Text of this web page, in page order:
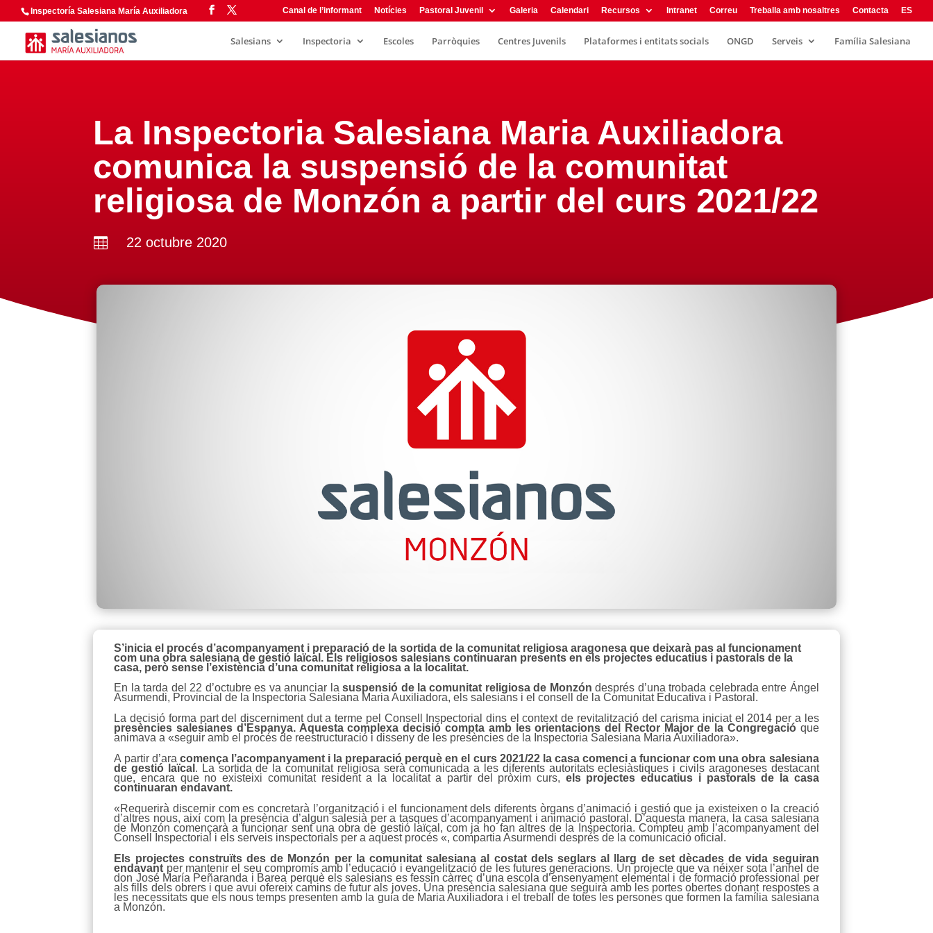
Inspectoría Salesiana María Auxiliadora Canal de l’informant Notícies Pastoral Juvenil Galeria Calendari Recursos Intranet Correu Treballa amb nosaltres Contacta ES
Salesians Inspectoria Escoles Parròquies Centres Juvenils Plataformes i entitats socials ONGD Serveis Família Salesiana
La Inspectoria Salesiana Maria Auxiliadora
comunica la suspensió de la comunitat
religiosa de Monzón a partir del curs 2021/22
 22 octubre 2020
S’inicia el procés d’acompanyament i preparació de la sortida de la comunitat religiosa aragonesa que deixarà pas al funcionament
com una obra salesiana de gestió laïcal. Els religiosos salesians continuaran presents en els projectes educatius i pastorals de la
casa, però sense l’existència d’una comunitat religiosa a la localitat.
En la tarda del 22 d’octubre es va anunciar lasuspensió de la comunitat religiosa de Monzón després d’una trobada celebrada entre Ángel
Asurmendi, Provincial de la Inspectoria Salesiana Maria Auxiliadora, els salesians i el consell de la Comunitat Educativa i Pastoral.
La decisió forma part del discerniment dut a terme pel Consell Inspectorial dins el context de revitalització del carisma iniciat el 2014 per a les
presències salesianes d’Espanya. Aquesta complexa decisió compta amb les orientacions del Rector Major de la Congregacióque
animava a «seguir amb el procés de reestructuració i disseny de les presències de la Inspectoria Salesiana Maria Auxiliadora».
A partir d’ara comença l’acompanyament i la preparació perquè en el curs 2021/22 la casa comenci a funcionar com una obra salesiana
de gestió laïcal . La sortida de la comunitat religiosa serà comunicada a les diferents autoritats eclesiàstiques i civils aragoneses destacant
que, encara que no existeixi comunitat resident a la localitat a partir del pròxim curs, els projectes educatius i pastorals de la casa
continuaran endavant.
«Requerirà discernir com es concretarà l’organització i el funcionament dels diferents òrgans d’animació i gestió que ja existeixen o la creació
d’altres nous, així com la presència d’algun salesià per a tasques d’acompanyament i animació pastoral. D’aquesta manera, la casa salesiana
de Monzón començarà a funcionar sent una obra de gestió laïcal, com ja ho fan altres de la Inspectoria. Compteu amb l’acompanyament del
Consell Inspectorial i els serveis inspectorials per a aquest procés «, compartia Asurmendi després de la comunicació oficial.
Els projectes construïts des de Monzón per la comunitat salesiana al costat dels seglars al llarg de set dècades de vida seguiran
endavant per mantenir el seu compromís amb l’educació i evangelització de les futures generacions. Un projecte que va néixer sota l’anhel de
don José María Peñaranda i Barea perquè els salesians es fessin càrrec d’una escola d’ensenyament elemental i de formació professional per
als fills dels obrers i que avui ofereix camins de futur als joves. Una presència salesiana que seguirà amb les portes obertes donant respostes a
les necessitats que els nous temps presenten amb la guia de Maria Auxiliadora i el treball de totes les persones que formen la família salesiana
a Monzón.